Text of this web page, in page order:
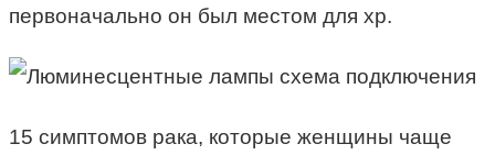
первоначально он был местом для хр.
15 симптомов рака, которые женщины чаще